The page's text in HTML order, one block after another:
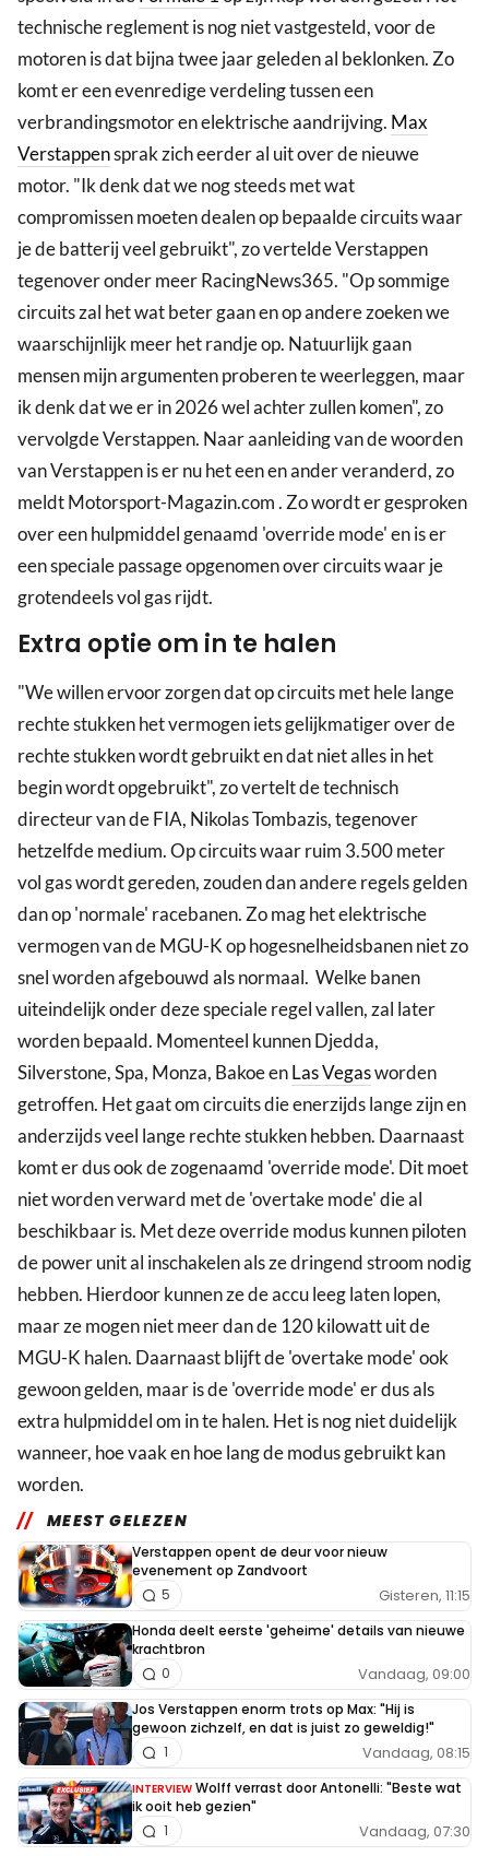
technische reglement is nog niet vastgesteld, voor de
motoren is dat bijna twee jaar geleden al beklonken. Zo
komt er een evenredige verdeling tussen een
verbrandingsmotor en elektrische aandrijving. Max
Verstappensprak zich eerder al uit over de nieuwe
motor. "Ik denk dat we nog steeds met wat
compromissen moeten dealen op bepaalde circuits waar
je de batterij veel gebruikt", zo vertelde Verstappen
tegenover onder meer RacingNews365. "Op sommige
circuits zal het wat beter gaan en op andere zoeken we
waarschijnlijk meer het randje op. Natuurlijk gaan
mensen mijn argumenten proberen te weerleggen, maar
ik denk dat we er in 2026 wel achter zullen komen", zo
vervolgde Verstappen. Naar aanleiding van de woorden
van Verstappen is er nu het een en ander veranderd, zo
meldt Motorsport-Magazin.com . Zo wordt er gesproken
over een hulpmiddel genaamd 'override mode' en is er
een speciale passage opgenomen over circuits waar je
grotendeels vol gas rijdt.
Extra optie om in te halen
"We willen ervoor zorgen dat op circuits met hele lange
rechte stukken het vermogen iets gelijkmatiger over de
rechte stukken wordt gebruikt en dat niet alles in het
begin wordt opgebruikt", zo vertelt de technisch
directeur van de FIA, Nikolas Tombazis, tegenover
hetzelfde medium. Op circuits waar ruim 3.500 meter
vol gas wordt gereden, zouden dan andere regels gelden
dan op 'normale' racebanen. Zo mag het elektrische
vermogen van de MGU-K op hogesnelheidsbanen niet zo
snel worden afgebouwd als normaal. Welke banen
uiteindelijk onder deze speciale regel vallen, zal later
worden bepaald. Momenteel kunnen Djedda,
Silverstone, Spa, Monza, Bakoe enLas Vegasworden
getroffen. Het gaat om circuits die enerzijds lange zijn en
anderzijds veel lange rechte stukken hebben. Daarnaast
komt er dus ook de zogenaamd 'override mode'. Dit moet
niet worden verward met de 'overtake mode' die al
beschikbaar is. Met deze override modus kunnen piloten
de power unit al inschakelen als ze dringend stroom nodig
hebben. Hierdoor kunnen ze de accu leeg laten lopen,
maar ze mogen niet meer dan de 120 kilowatt uit de
MGU-K halen. Daarnaast blijft de 'overtake mode' ook
gewoon gelden, maar is de 'override mode' er dus als
extra hulpmiddel om in te halen. Het is nog niet duidelijk
wanneer, hoe vaak en hoe lang de modus gebruikt kan
worden.
MEEST GELEZEN
Verstappen opent de deur voor nieuw
evenement op Zandvoort
Gisteren, 11:15
5
Honda deelt eerste 'geheime' details van nieuwe
krachtbron
Vandaag, 09:00
0
Jos Verstappen enorm trots op Max: "Hij is
gewoon zichzelf, en dat is juist zo geweldig!"
Vandaag, 08:15
1
INTERVIEW Wolff verrast door Antonelli: "Beste wat
ik ooit heb gezien"
Vandaag, 07:30
1